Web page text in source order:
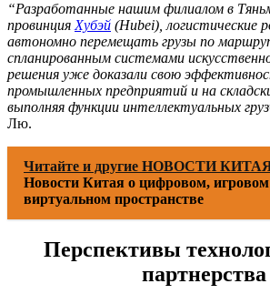
“Разработанные нашим филиалом в
провинция Хубэй (Hubei), логистические
автономно перемещать грузы по
спланированным системами
решения уже доказали свою
промышленных предприятий и на
выполняя функции интеллектуальных
Лю.
Читайте и другие НОВОСТИ
Новости Китая о цифровом,
виртуальном пространстве
Перспективы
партнерства